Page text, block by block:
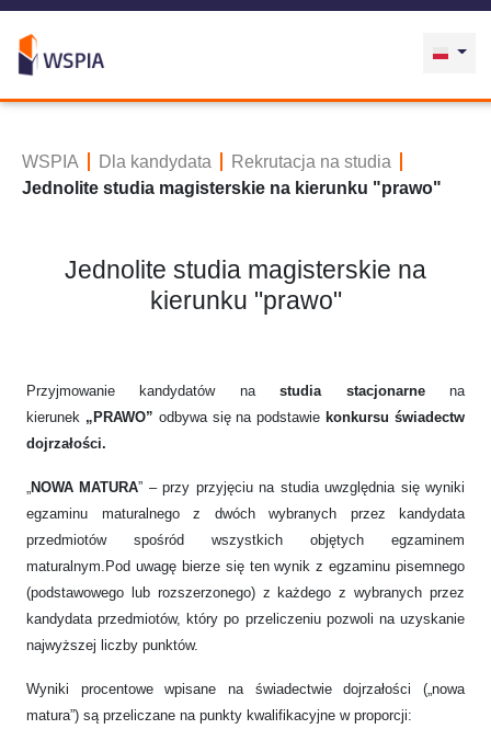
WSPIA Dla kandydata
Rekrutacja na studia
Jednolite studia magisterskie na kierunku "prawo"
Jednolite studia magisterskie na
kierunku "prawo"
Przyjmowanie kandydatów nastudia stacjonarnena
kierunek „PRAWO” odbywa się na podstawie konkursu świadectw
dojrzałości.
„NOWA MATURA” – przy przyjęciu na studia uwzględnia się wyniki
egzaminu maturalnego z dwóch wybranych przez kandydata
przedmiotów spośród wszystkich objętych egzaminem
maturalnym.Pod uwagę bierze się ten wynik z egzaminu pisemnego
(podstawowego lub rozszerzonego) z każdego z wybranych przez
kandydata przedmiotów, który po przeliczeniu pozwoli na uzyskanie
najwyższej liczby punktów.
Wyniki procentowe wpisane na świadectwie dojrzałości („nowa
matura”) są przeliczane na punkty kwalifikacyjne w proporcji: